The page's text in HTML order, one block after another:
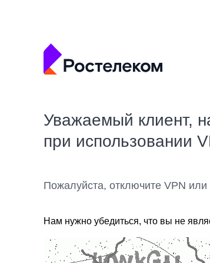
Уважаемый клиент,
при использовании
Пожалуйста, отключите VPN
Нам нужно убедиться, что вы не